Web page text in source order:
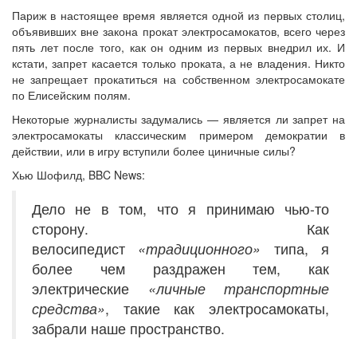
Париж в настоящее время является одной из первых столиц,
объявивших вне закона прокат электросамокатов, всего через
пять лет после того, как он одним из первых внедрил их. И
кстати, запрет касается только проката, а не владения. Никто
не запрещает прокатиться на собственном электросамокате
по Елисейским полям.
Некоторые журналисты задумались — является ли запрет на
электросамокаты классическим примером демократии в
действии, или в игру вступили более циничные силы?
Хью Шофилд, BBC News:
Дело не в том, что я принимаю чью-то
сторону. Как
велосипедист «традиционного» типа, я
более чем раздражен тем, как
электрические «личные транспортные
средства», такие как электросамокаты,
забрали наше пространство.